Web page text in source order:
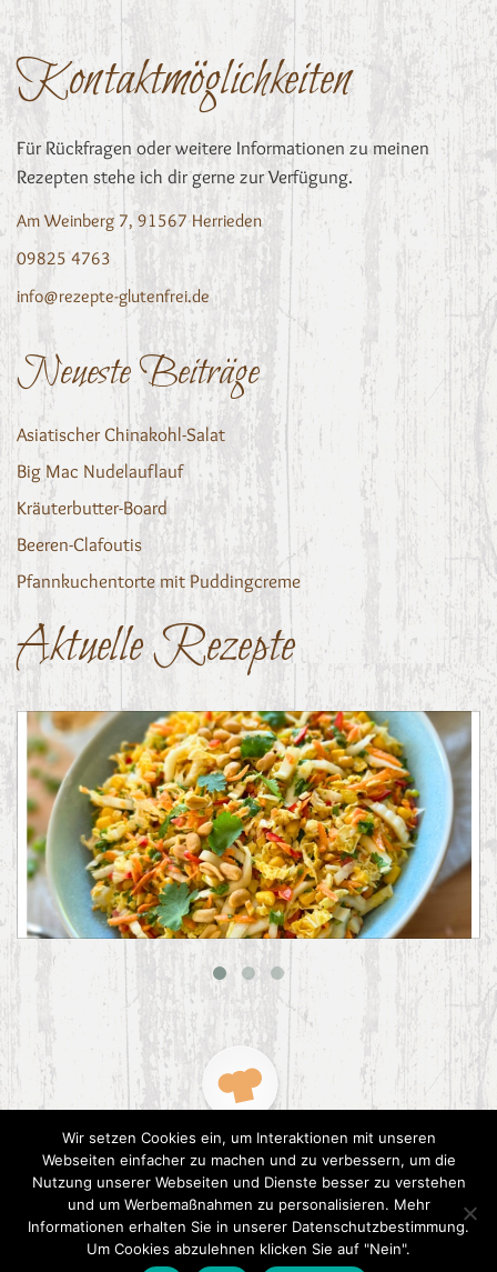
Kontaktmöglichkeiten
Für Rückfragen oder weitere Informationen zu meinen
Rezepten stehe ich dir gerne zur Verfügung.
Am Weinberg 7, 91567 Herrieden
09825 4763
info@rezepte-glutenfrei.de
Neueste Beiträge
Asiatischer Chinakohl-Salat
Big Mac Nudelauflauf
Kräuterbutter-Board
Beeren-Clafoutis
Pfannkuchentorte mit Puddingcreme
Aktuelle Rezepte
Asiatischer Chinakohl-Salat
2015 CookPress. All right reserved.Datenschutz
Wir setzen Cookies ein, um Interaktionen mit unseren
Webseiten einfacher zu machen und zu verbessern, um die
Nutzung unserer Webseiten und Dienste besser zu verstehen
und um Werbemaßnahmen zu personalisieren. Mehr
Informationen erhalten Sie in unserer Datenschutzbestimmung.
Um Cookies abzulehnen klicken Sie auf "Nein".